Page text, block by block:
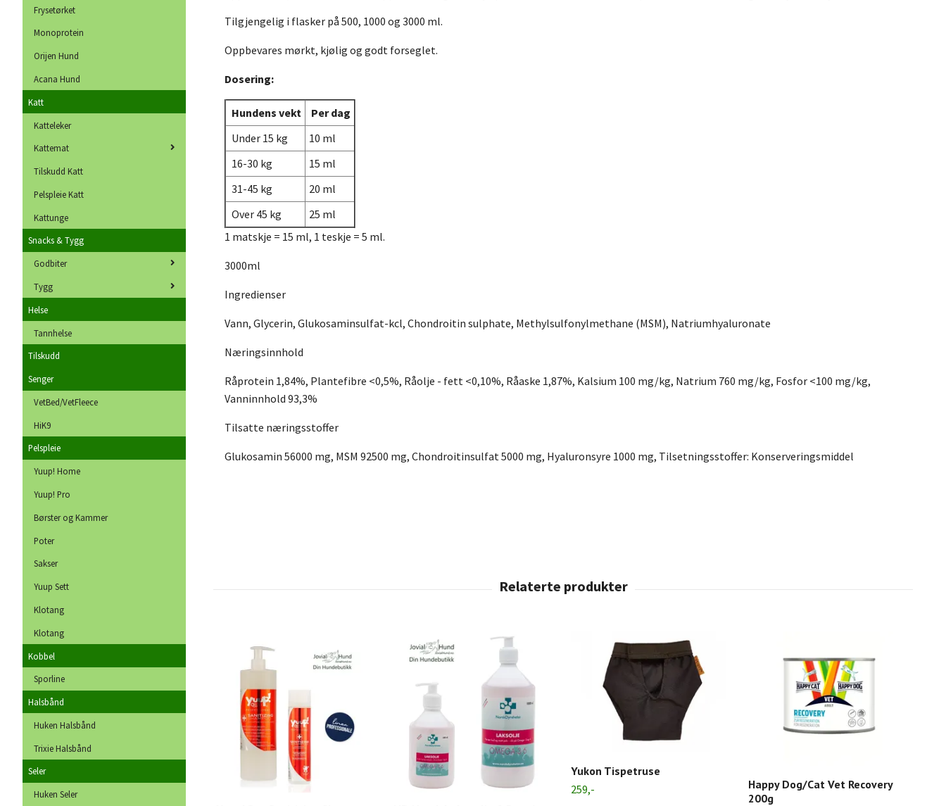
Frysetørket
Monoprotein
Orijen Hund
Acana Hund
Katt
Katteleker
Kattemat
Tilskudd Katt
Pelspleie Katt
Kattunge
Snacks & Tygg
Godbiter
Tygg
Helse
Tannhelse
Tilskudd
Senger
VetBed/VetFleece
HiK9
Pelspleie
Yuup! Home
Yuup! Pro
Børster og Kammer
Poter
Sakser
Yuup Sett
Klotang
Klotang
Kobbel
Sporline
Halsbånd
Huken Halsbånd
Trixie Halsbånd
Seler
Huken Seler
Tilgjengelig i flasker på 500, 1000 og 3000 ml.
Oppbevares mørkt, kjølig og godt forseglet.
Dosering:
Hundens vekt
Per dag
Under 15 kg
10 ml
16-30 kg
15 ml
31-45 kg
20 ml
Over 45 kg
25 ml
1 matskje = 15 ml, 1 teskje = 5 ml.
3000ml
Ingredienser
Vann, Glycerin, Glukosaminsulfat-kcl, Chondroitin sulphate, Methylsulfonylmethane (MSM), Natriumhyaluronate
Næringsinnhold
Råprotein 1,84%, Plantefibre <0,5%, Råolje - fett <0,10%, Råaske 1,87%, Kalsium 100 mg/kg, Natrium 760 mg/kg, Fosfor <100 mg/kg,
Vanninnhold 93,3%
Tilsatte næringsstoffer
Glukosamin 56000 mg, MSM 92500 mg, Chondroitinsulfat 5000 mg, Hyaluronsyre 1000 mg, Tilsetningsstoffer: Konserveringsmiddel
Yukon Tispetruse
259,-
Happy Dog/Cat Vet Recovery
200g